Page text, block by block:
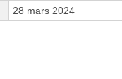
28 mars 2024